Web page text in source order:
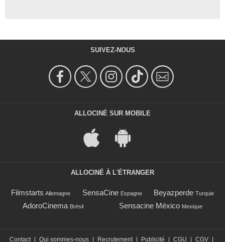
SUIVEZ-NOUS
ALLOCINÉ SUR MOBILE
ALLOCINÉ À L'ÉTRANGER
Filmstarts Allemagne SensaCine Espagne Beyazperde Turquie
AdoroCinema Brésil Sensacine México Mexique
Contact Qui sommes-nous Recrutement Publicité CGU CGV